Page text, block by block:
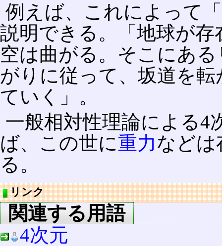
例えば、これによって
説明できる。「地球が
空は曲がる。そこにあ
がりに従って、坂道を
ていく」。
一般相対性理論による4
ば、この世に重力などは
る。
リンク
関連する用語
4次元